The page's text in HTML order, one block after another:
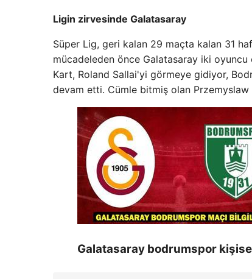
Ligin zirvesinde Galatasaray
Süper Lig, geri kalan 29 maçta kalan 31
mücadeleden önce Galatasaray iki oyuncu
Kart, Roland Sallai'yi görmeye gidiyor,
devam etti. Cümle bitmiş olan Przemyslaw
Galatasaray bodrumspor